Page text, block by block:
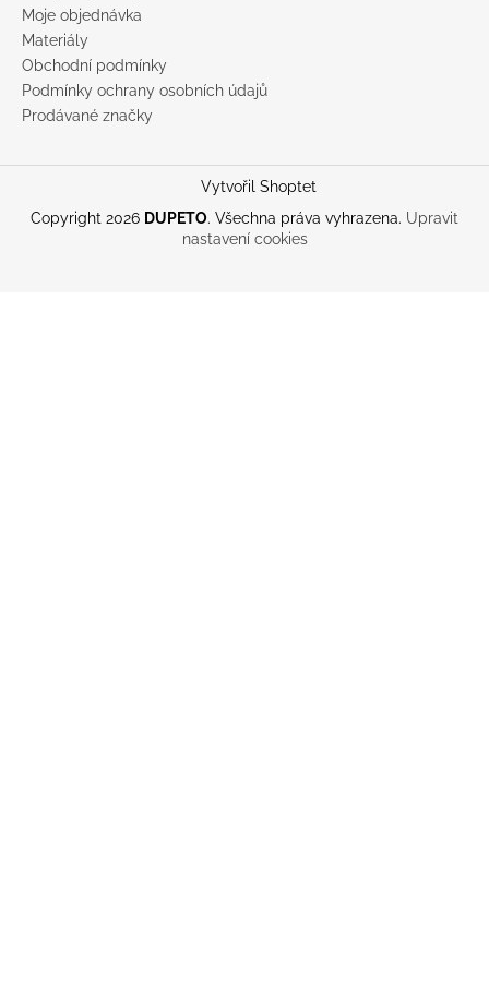
Moje objednávka
Materiály
Obchodní podmínky
Podmínky ochrany osobních údajů
Prodávané značky
Vytvořil Shoptet
Copyright 2026 DUPETO. Všechna práva vyhrazena. Upravit
nastavení cookies